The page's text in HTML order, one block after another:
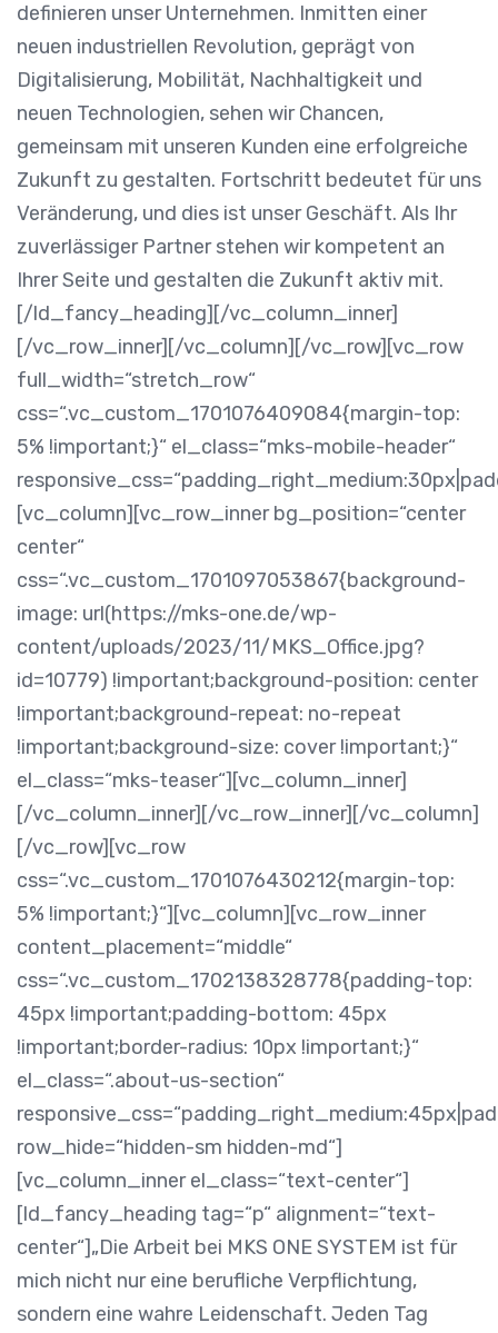
definieren unser Unternehmen. Inmitten einer
neuen industriellen Revolution, geprägt von
Digitalisierung, Mobilität, Nachhaltigkeit und
neuen Technologien, sehen wir Chancen,
gemeinsam mit unseren Kunden eine erfolgreiche
Zukunft zu gestalten. Fortschritt bedeutet für uns
Veränderung, und dies ist unser Geschäft. Als Ihr
zuverlässiger Partner stehen wir kompetent an
Ihrer Seite und gestalten die Zukunft aktiv mit.
[/ld_fancy_heading][/vc_column_inner]
[/vc_row_inner][/vc_column][/vc_row][vc_row
full_width=“stretch_row“
css=“.vc_custom_1701076409084{margin-top:
5% !important;}“ el_class=“mks-mobile-header“
[vc_column][vc_row_inner bg_position=“center
center“
css=“.vc_custom_1701097053867{background-
image: url(https://mks-one.de/wp-
content/uploads/2023/11/MKS_Office.jpg?
id=10779) !important;background-position: center
!important;background-repeat: no-repeat
!important;background-size: cover !important;}“
el_class=“mks-teaser“][vc_column_inner]
[/vc_column_inner][/vc_row_inner][/vc_column]
[/vc_row][vc_row
css=“.vc_custom_1701076430212{margin-top:
5% !important;}“][vc_column][vc_row_inner
content_placement=“middle“
css=“.vc_custom_1702138328778{padding-top:
45px !important;padding-bottom: 45px
!important;border-radius: 10px !important;}“
el_class=“.about-us-section“
row_hide=“hidden-sm hidden-md“]
[vc_column_inner el_class=“text-center“]
[ld_fancy_heading tag=“p“ alignment=“text-
center“]„Die Arbeit bei MKS ONE SYSTEM ist für
mich nicht nur eine berufliche Verpflichtung,
sondern eine wahre Leidenschaft. Jeden Tag